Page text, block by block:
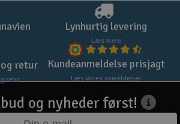
Lynhurtig levering
Læs mere
retur
retur
Kundeanmeldelse prisjagt
Læs vores anmeldelser
og nyheder først!